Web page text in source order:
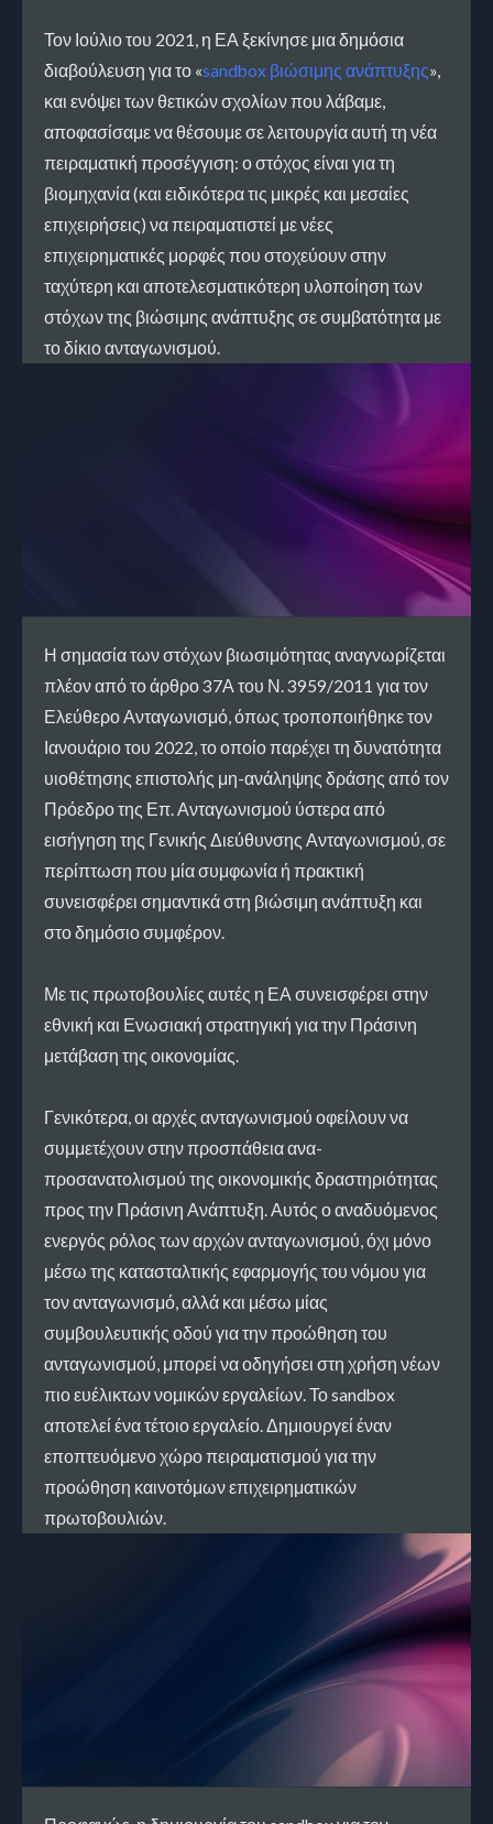
Τον Ιούλιο του 2021, η ΕΑ ξεκίνησε μια δημόσια
διαβούλευση για το «sandbox βιώσιμης ανάπτυξης»,
και ενόψει των θετικών σχολίων που λάβαμε,
αποφασίσαμε να θέσουμε σε λειτουργία αυτή τη νέα
πειραματική προσέγγιση: ο στόχος είναι για τη
βιομηχανία (και ειδικότερα τις μικρές και μεσαίες
επιχειρήσεις) να πειραματιστεί με νέες
επιχειρηματικές μορφές που στοχεύουν στην
ταχύτερη και αποτελεσματικότερη υλοποίηση των
στόχων της βιώσιμης ανάπτυξης σε συμβατότητα με
το δίκιο ανταγωνισμού.
Η σημασία των στόχων βιωσιμότητας αναγνωρίζεται
πλέον από το άρθρο 37Α του Ν. 3959/2011 για τον
Ελεύθερο Ανταγωνισμό, όπως τροποποιήθηκε τον
Ιανουάριο του 2022, το οποίο παρέχει τη δυνατότητα
υιοθέτησης επιστολής μη-ανάληψης δράσης από τον
Πρόεδρο της Επ. Ανταγωνισμού ύστερα από
εισήγηση της Γενικής Διεύθυνσης Ανταγωνισμού, σε
περίπτωση που μία συμφωνία ή πρακτική
συνεισφέρει σημαντικά στη βιώσιμη ανάπτυξη και
στο δημόσιο συμφέρον.
Με τις πρωτοβουλίες αυτές η ΕΑ συνεισφέρει στην
εθνική και Ενωσιακή στρατηγική για την Πράσινη
μετάβαση της οικονομίας.
Γενικότερα, οι αρχές ανταγωνισμού οφείλουν να
συμμετέχουν στην προσπάθεια ανα-
προσανατολισμού της οικονομικής δραστηριότητας
προς την Πράσινη Ανάπτυξη. Αυτός ο αναδυόμενος
ενεργός ρόλος των αρχών ανταγωνισμού, όχι μόνο
μέσω της κατασταλτικής εφαρμογής του νόμου για
τον ανταγωνισμό, αλλά και μέσω μίας
συμβουλευτικής οδού για την προώθηση του
ανταγωνισμού, μπορεί να οδηγήσει στη χρήση νέων
πιο ευέλικτων νομικών εργαλείων. Το sandbox
αποτελεί ένα τέτοιο εργαλείο. Δημιουργεί έναν
εποπτευόμενο χώρο πειραματισμού για την
προώθηση καινοτόμων επιχειρηματικών
πρωτοβουλιών.